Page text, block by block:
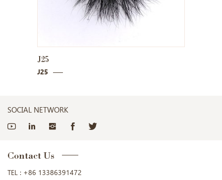
J25
J25
SOCIAL NETWORK
Contact Us
TEL : +86 13386391472